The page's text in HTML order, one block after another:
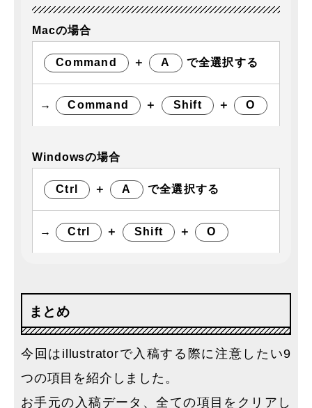
Macの場合
Command ＋ A で全選択する
→ Command ＋ Shift ＋ O
Windowsの場合
Ctrl ＋ A で全選択する
→ Ctrl ＋ Shift ＋ O
まとめ
今回はillustratorで入稿する際に注意したい9
つの項目を紹介しました。
お手元の入稿データ、全ての項目をクリアし